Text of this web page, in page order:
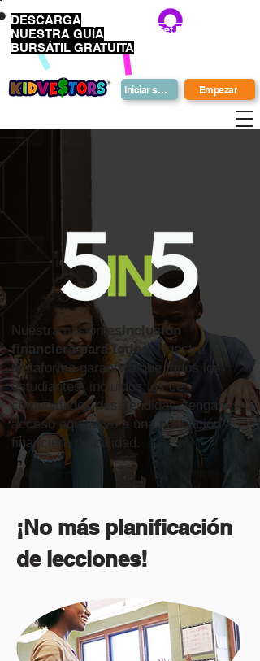
Iniciar sesión Empezar
DESCARGA
NUESTRA GUÍA
BURSÁTIL GRATUITA
Get Bonus Bucks
Nuestra misión esInclusión
financiera para todos.Nuestra
plataforma garantiza que todos los
estudiantes, incluidos los de
comunidades desatendidas, tengan
acceso equitativo a una educación
financiera de calidad.
¡No más planificación
de lecciones!